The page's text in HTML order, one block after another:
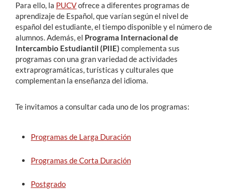
Académicos
Funcionarios
Alumni
Para ello, la PUCVofrece a diferentes programas de
aprendizaje de Español, que varían según el nivel de
español del estudiante, el tiempo disponible y el número de
alumnos. Además, el Programa Internacional de
Intercambio Estudiantil (PIIE) complementa sus
programas con una gran variedad de actividades
extraprogramáticas, turísticas y culturales que
complementan la enseñanza del idioma.
Te invitamos a consultar cada uno de los programas:
Programas de Larga Duración
Programas de Corta Duración
Postgrado